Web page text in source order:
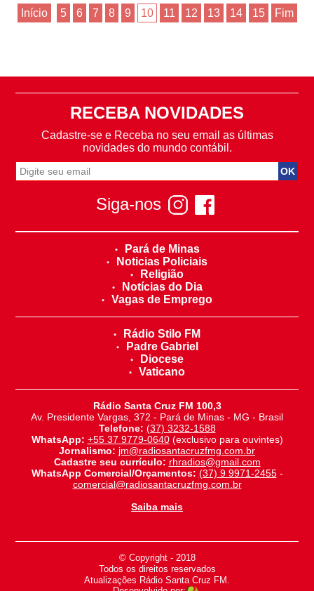
Início 5 6 7 8 9 10 11 12 13 14 15 Fim
RECEBA NOVIDADES
Cadastre-se e Receba no seu email as últimas
novidades do mundo contábil.
Siga-nos
Pará de Minas
Noticias Policiais
Religião
Notícias do Dia
Vagas de Emprego
Rádio Stilo FM
Padre Gabriel
Diocese
Vaticano
Rádio Santa Cruz FM 100,3
Av. Presidente Vargas, 372 - Pará de Minas - MG - Brasil
Telefone: (37) 3232-1588
WhatsApp: +55 37 9779-0640(exclusivo para ouvintes)
Jornalismo: jm@radiosantacruzfmg.com.br
Cadastre seu currículo: rhradios@gmail.com
WhatsApp Comercial/Orçamentos: (37) 9 9971-2455-
comercial@radiosantacruzfmg.com.br
Saiba mais
© Copyright - 2018
-
Todos os direitos reservados
-
Atualizações Rádio Santa Cruz FM.